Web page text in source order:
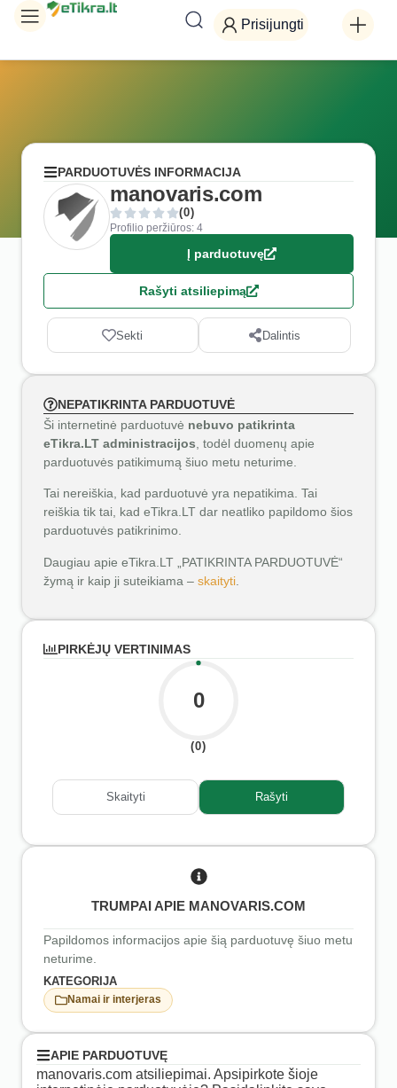
Prisijungti
PARDUOTUVĖS INFORMACIJA
manovaris.com
(0)
Profilio peržiūros: 4
Į parduotuvę
Rašyti atsiliepimą
Sekti Dalintis
NEPATIKRINTA PARDUOTUVĖ
Ši internetinė parduotuvė nebuvo patikrinta
eTikra.LT administracijos , todėl duomenų apie
parduotuvės patikimumą šiuo metu neturime.
Tai nereiškia, kad parduotuvė yra nepatikima. Tai
reiškia tik tai, kad eTikra.LT dar neatliko papildomo šios
parduotuvės patikrinimo.
Daugiau apie eTikra.LT „PATIKRINTA PARDUOTUVĖ“
žymą ir kaip ji suteikiama – skaityti
PIRKĖJŲ VERTINIMAS
0
(0)
Skaityti Rašyti
TRUMPAI APIE MANOVARIS.COM
Papildomos informacijos apie šią parduotuvę šiuo metu
neturime.
KATEGORIJA
Namai ir interjeras
APIE PARDUOTUVĘ
manovaris.com atsiliepimai. Apsipirkote šioje